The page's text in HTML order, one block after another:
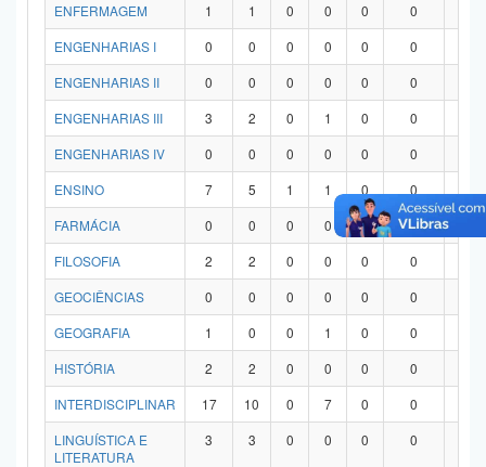
ENFERMAGEM
1 1 0 0 0 0
ENGENHARIAS I
0 0 0 0 0 0
ENGENHARIAS II
0 0 0 0 0 0
ENGENHARIAS III
3 2 0 1 0 0
ENGENHARIAS IV
0 0 0 0 0 0
ENSINO
7 5 1 1 0 0
FARMÁCIA
0 0 0 0 0 0
FILOSOFIA
2 2 0 0 0 0
GEOCIÊNCIAS
0 0 0 0 0 0
GEOGRAFIA
1 0 0 1 0 0
HISTÓRIA
2 2 0 0 0 0
INTERDISCIPLINAR
17 10 0 7 0 0
LINGUÍSTICA E
LITERATURA
3 3 0 0 0 0